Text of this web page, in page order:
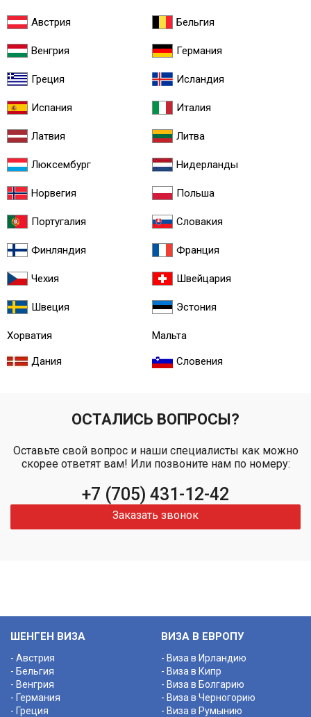
Австрия Бельгия
Венгрия Германия
Греция Исландия
Испания Италия
Латвия Литва
Люксембург Нидерланды
Норвегия Польша
Португалия Словакия
Финляндия Франция
Чехия Швейцария
Швеция Эстония
Хорватия Мальта
Дания Словения
ОСТАЛИСЬ ВОПРОСЫ?
Оставьте свой вопрос и наши специалисты как можно
скорее ответят вам! Или позвоните нам по номеру:
+7 (705) 431-12-42
Заказать звонок
ШЕНГЕН ВИЗА
- Австрия
- Бельгия
- Венгрия
- Германия
- Греция
ВИЗА В ЕВРОПУ
- Виза в Ирландию
- Виза в Кипр
- Виза в Болгарию
- Виза в Черногорию
- Виза в Румынию